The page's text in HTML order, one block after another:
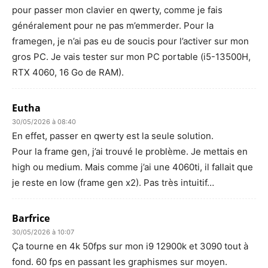
pour passer mon clavier en qwerty, comme je fais
généralement pour ne pas m’emmerder. Pour la
framegen, je n’ai pas eu de soucis pour l’activer sur mon
gros PC. Je vais tester sur mon PC portable (i5-13500H,
RTX 4060, 16 Go de RAM).
Eutha
30/05/2026 à 08:40
En effet, passer en qwerty est la seule solution.
Pour la frame gen, j’ai trouvé le problème. Je mettais en
high ou medium. Mais comme j’ai une 4060ti, il fallait que
je reste en low (frame gen x2). Pas très intuitif…
Barfrice
30/05/2026 à 10:07
Ça tourne en 4k 50fps sur mon i9 12900k et 3090 tout à
fond. 60 fps en passant les graphismes sur moyen.